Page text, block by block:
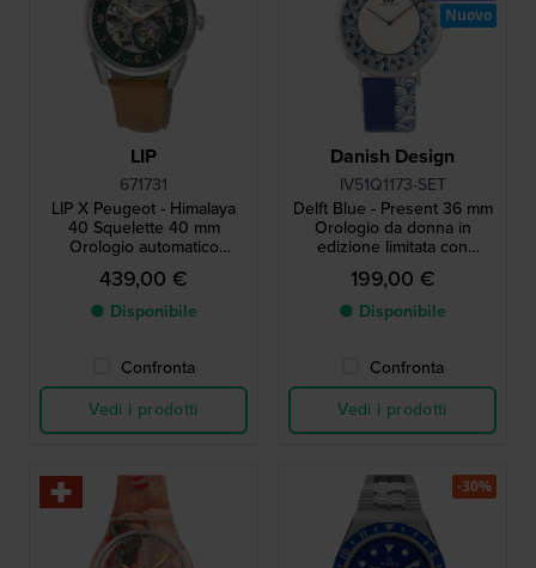
LIP
671731
LIP X Peugeot - Himalaya
40 Squelette 40 mm
Orologio automatico
progettato in collaborazione
con Peugeot Motocycles
439,00 €
● Disponibile
Confronta
Vedi i prodotti
Danish Design
IV51Q1173-SET
Delft Blue - Present 36 mm
Orologio da donna in
edizione limitata con
esclusivo ciondolo blu delft
199,00 €
● Disponibile
Confronta
Vedi i prodotti
Nuovo
-30%